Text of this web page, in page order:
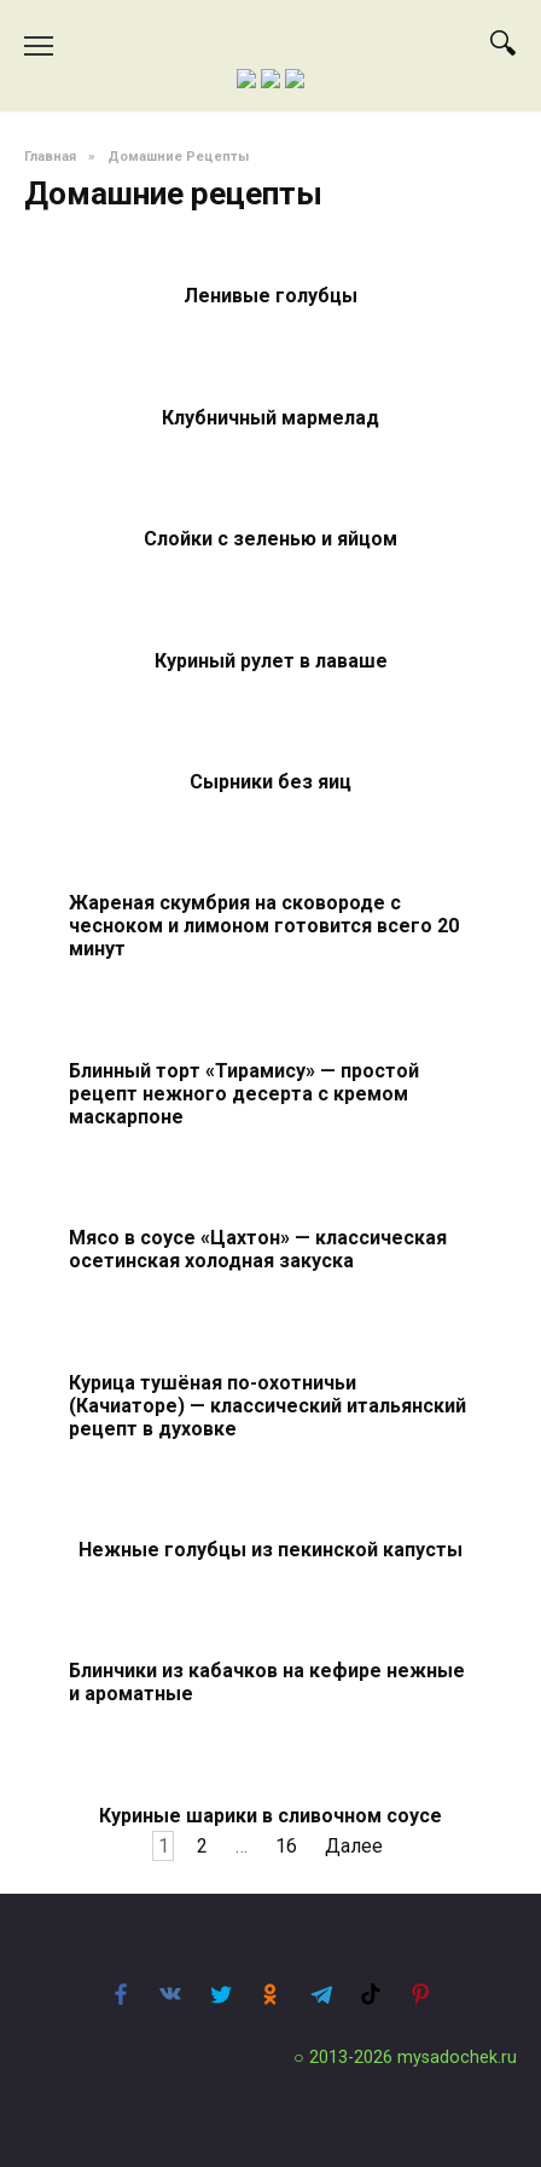
содержанию
Главная » Домашние Рецепты
Домашние рецепты
Ленивые голубцы
Клубничный мармелад
Слойки с зеленью и яйцом
Куриный рулет в лаваше
Сырники без яиц
Жареная скумбрия на сковороде с
чесноком и лимоном готовится всего 20
минут
Блинный торт «Тирамису» — простой
рецепт нежного десерта с кремом
маскарпоне
Мясо в соусе «Цахтон» — классическая
осетинская холодная закуска
Курица тушёная по-охотничьи
(Качиаторе) — классический итальянский
рецепт в духовке
Нежные голубцы из пекинской капусты
Блинчики из кабачков на кефире нежные
и ароматные
Куриные шарики в сливочном соусе
1 2 … 16 Далее
○ 2013-2026 mysadochek.ru